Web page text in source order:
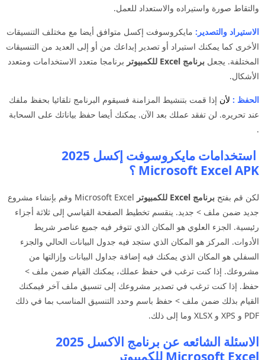
والتقاط صورة واستيراده والاستعداد للعمل.
الاستيراد والتصدير: مايكروسوفت إكسل متوافق أيضا مع مختلف التنسيقات
الأخرى كما يمكنك استيراد أو تصدير إبداعك من أو إلى العديد من التنسيقات
المختلفة. يجعل برنامج Excel للكمبيوتر
برنامجا متعدد الاستخدامات ومتعدد
الأشكال.
الحفظ : لأن إذا قمت بتنشيط المزامنة فسيقوم البرنامج تلقائيا بحفظ ملفك
عند تحريره. لن تفقد عملك بعد الآن. يمكنك أيضا حفظ بياناتك على السحابة
.
استخدامات مايكروسوفت إكسل 2025
Microsoft Excel APK ؟
لكن قم بفتح برنامج Excel للكمبيوتر
Microsoft Excel وقم بإنشاء مشروع
جديد ضمن ملف > جديد. ينقسم تخطيط الصفحة القياسي إلى ثلاثة أجزاء
رئيسية. الجزء العلوي هو المكان الذي تتوفر فيه جميع عناصر شريط
الأدوات. المركز هو المكان الذي ستجد فيه جدول البيانات الحالي والجزء
السفلي هو المكان الذي يمكنك فيه إضافة جداول البيانات وإزالتها من
مشروعك. إذا كنت ترغب في حفظ عملك، يمكنك القيام ضمن ملف >
حفظ. إذا كنت ترغب في تصدير مشروعك إلى تنسيق ملف آخر فيمكنك
القيام بذلك ضمن ملف > حفظ باسم وحدد التنسيق المناسب بما في ذلك
PDF و XPS و XLSX وما إلى ذلك.
الاسئلة الشائعه عن برنامج الاكسل 2025
Microsoft Excel للكمبيوتر